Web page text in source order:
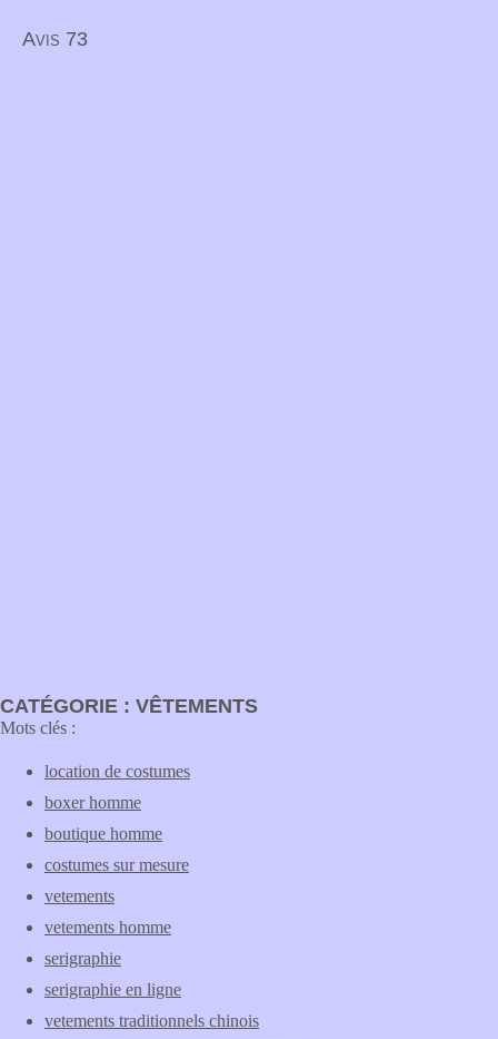
Avis 73
CATÉGORIE : VÊTEMENTS
Mots clés :
location de costumes
boxer homme
boutique homme
costumes sur mesure
vetements
vetements homme
serigraphie
serigraphie en ligne
vetements traditionnels chinois